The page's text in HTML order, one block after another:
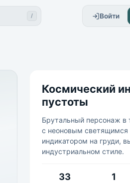
/ Войти
Космический
пустоты
Брутальный персонаж в
с неоновым светящимся
индикатором на груди,
индустриальном стиле.
33 1